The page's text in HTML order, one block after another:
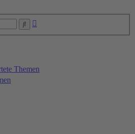
Suche
Themen